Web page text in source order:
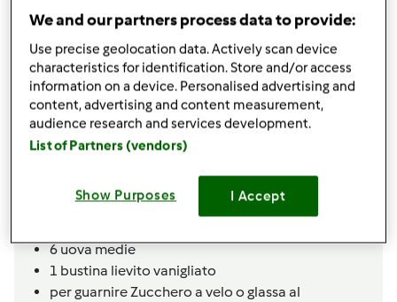
Ingredienti
Torta sofficissima al cioccolato fondente
50grammifarina 00
50grammifecola di patate
grammi
yogurt bianco (o greco)
6uova medie
1 bustina lievito vanigliato
per guarnire Zucchero a velo o glassa al
We and our partners process data to provide:
Use precise geolocation data. Actively scan device
characteristics for identification. Store and/or access
information on a device. Personalised advertising and
content, advertising and content measurement,
audience research and services development.
List of Partners (vendors)
Show Purposes I Accept